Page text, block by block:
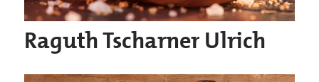
Raguth Tscharner Ulrich